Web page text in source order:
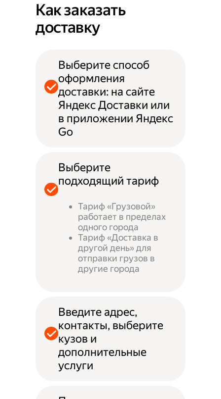
Как заказать
доставку
Выберите способ
оформления
доставки: на сайте
Яндекс Доставки или
в приложении Яндекс
Go
Выберите
подходящий тариф
Тариф «Грузовой»
работает в пределах
одного города
Тариф «Доставка в
другой день» для
отправки грузов в
другие города
Введите адрес,
контакты, выберите
кузов и
дополнительные
услуги